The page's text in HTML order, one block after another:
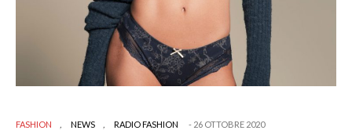
FASHION , NEWS , RADIO FASHION 26 OTTOBRE 2020